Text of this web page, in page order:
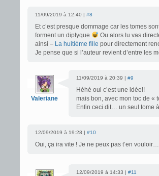
11/09/2019 à 12:40 | #8
Et c’est presque dommage car les tomes
forment un diptyque
Ou alors tu vas
ainsi – La huitième fille pour directement
Je pense que si l’auteur revient d’entre les
Valeriane
11/09/2019 à 20:39 | #9
Héhé oui c’est une idée!!
mais bon, avec mon toc de «
Enfin ceci dit… un seul tome
12/09/2019 à 19:28 | #10
Oui, ça ira vite ! Je ne peux pas t’en
12/09/2019 à 14:33 | #11